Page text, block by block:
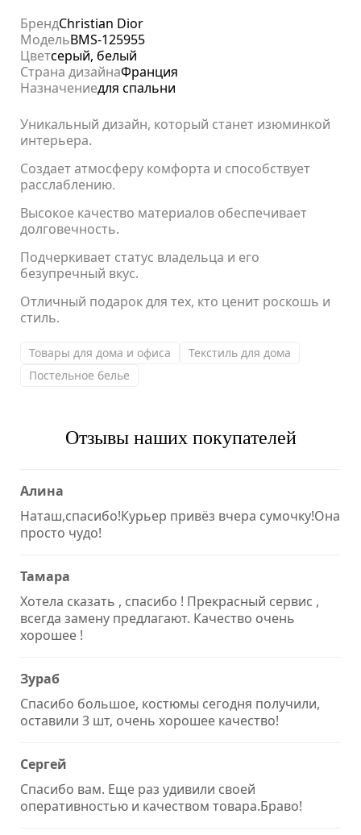
БрендChristian Dior
МодельBMS-125955
Цветсерый, белый
Страна дизайнаФранция
Назначениедля спальни
Уникальный дизайн, который станет изюминкой
интерьера.
Создает атмосферу комфорта и способствует
расслаблению.
Высокое качество материалов обеспечивает
долговечность.
Подчеркивает статус владельца и его
безупречный вкус.
Отличный подарок для тех, кто ценит роскошь и
стиль.
Товары для дома и офиса
Текстиль для дома
Постельное белье
Отзывы наших покупателей
Алина
Наташ,спасибо!Курьер привёз вчера сумочку!Она
просто чудо!
Тамара
Хотела сказать , спасибо ! Прекрасный сервис ,
всегда замену предлагают. Качество очень
хорошее !
Зураб
Спасибо большое, костюмы сегодня получили,
оставили 3 шт, очень хорошее качество!
Сергей
Спасибо вам. Еще раз удивили своей
оперативностью и качеством товара.Браво!